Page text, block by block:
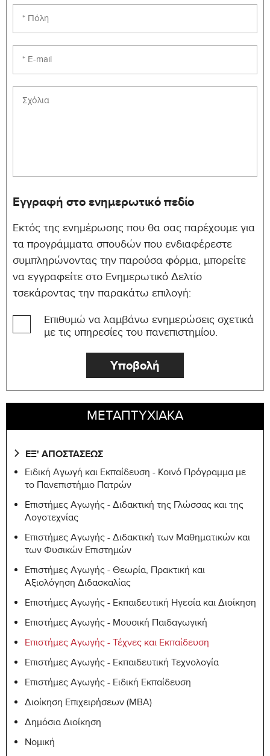
Εγγραφή στο ενημερωτικό πεδίο
Εκτός της ενημέρωσης που θα σας παρέχουμε για
τα προγράμματα σπουδών που ενδιαφέρεστε
συμπληρώνοντας την παρούσα φόρμα, μπορείτε
να εγγραφείτε στο Ενημερωτικό Δελτίο
τσεκάροντας την παρακάτω επιλογή:
Επιθυμώ να λαμβάνω ενημερώσεις σχετικά
με τις υπηρεσίες του πανεπιστημίου.
ΜΕΤΑΠΤΥΧΙΑΚΑ
ΕΞ' ΑΠΟΣΤΑΣΕΩΣ
Ειδική Αγωγή και Εκπαίδευση - Κοινό Πρόγραμμα με
το Πανεπιστήμιο Πατρών
Επιστήμες Αγωγής - Διδακτική της Γλώσσας και της
Λογοτεχνίας
Επιστήμες Αγωγής - Διδακτική των Μαθηματικών και
των Φυσικών Επιστημών
Επιστήμες Αγωγής - Θεωρία, Πρακτική και
Αξιολόγηση Διδασκαλίας
Επιστήμες Αγωγής - Εκπαιδευτική Ηγεσία και Διοίκηση
Επιστήμες Αγωγής - Μουσική Παιδαγωγική
Επιστήμες Αγωγής - Τέχνες και Εκπαίδευση
Επιστήμες Αγωγής - Εκπαιδευτική Τεχνολογία
Επιστήμες Αγωγής - Ειδική Εκπαίδευση
Διοίκηση Επιχειρήσεων (MBA)
Δημόσια Διοίκηση
Νομική